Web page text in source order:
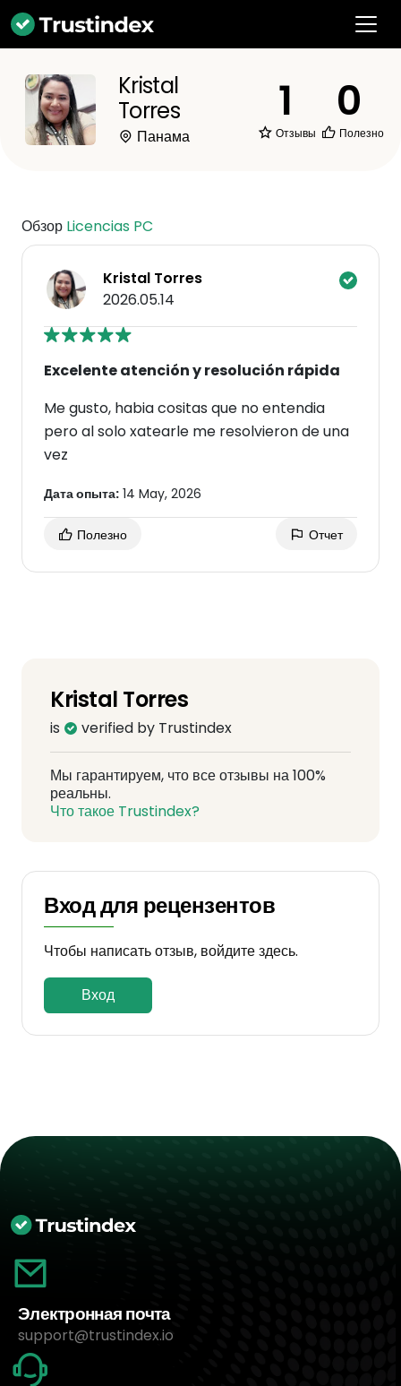
Kristal
Torres
Панама
1
Отзывы
0
Полезно
Обзор Licencias PC
Kristal Torres
2026.05.14
Excelente atención y resolución rápida
Me gusto, habia cositas que no entendia
pero al solo xatearle me resolvieron de una
vez
Дата опыта: 14 May, 2026
Полезно Отчет
Kristal Torres
is verified by Trustindex
Мы гарантируем, что все отзывы на 100%
реальны.
Что такое Trustindex?
Вход для рецензентов
Чтобы написать отзыв, войдите здесь.
Вход
Электронная почта
support@trustindex.io